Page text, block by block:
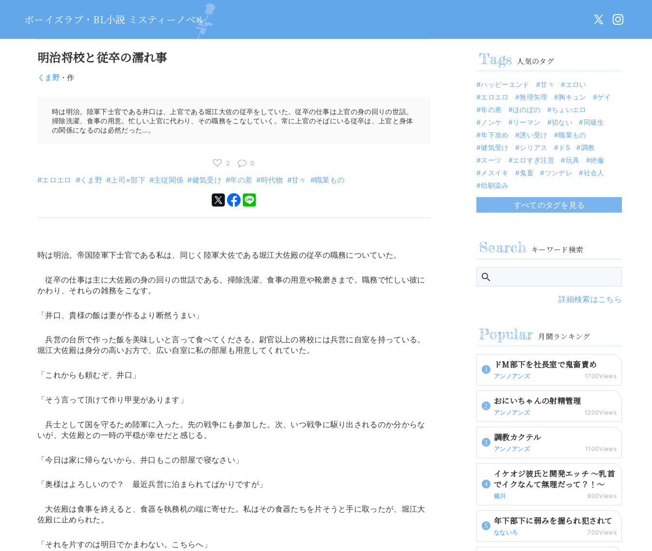
ボーイズラブ・BL小説 ミスティーノベル
明治将校と従卒の濡れ事
くま野・作
時は明治。陸軍下士官である井口は、上官である堀江大佐の従卒をしていた。従卒の仕事は上官の身の回りの世話。
掃除洗濯、食事の用意。忙しい上官に代わり、その職務をこなしていく。常に上官のそばにいる従卒は、上官と身体
の関係になるのは必然だった…。
2 0
エロエロ くま野 上司×部下 主従関係 健気受け 年の差 時代物 甘々 職業もの
時は明治。帝国陸軍下士官である私は、同じく陸軍大佐である堀江大佐殿の従卒の職務についていた。
従卒の仕事は主に大佐殿の身の回りの世話である。掃除洗濯、食事の用意や靴磨きまで。職務で忙しい彼に
かわり、それらの雑務をこなす。
「井口、貴様の飯は妻が作るより断然うまい」
兵営の台所で作った飯を美味しいと言って食べてくださる。尉官以上の将校には兵営に自室を持っている。
堀江大佐殿は身分の高いお方で、広い自室に私の部屋も用意してくれていた。
「これからも頼むぞ、井口」
「そう言って頂けて作り甲斐があります」
兵士として国を守るため陸軍に入った。先の戦争にも参加した。次、いつ戦争に駆り出されるのか分からな
いが、大佐殿との一時の平穏が幸せだと感じる。
「今日は家に帰らないから、井口もこの部屋で寝なさい」
「奥様はよろしいので？ 最近兵営に泊まられてばかりですが」
大佐殿は食事を終えると、食器を執務机の端に寄せた。私はその食器たちを片そうと手に取ったが、堀江大
佐殿に止められた。
「それを片すのは明日でかまわない。こちらへ」
人気のタグ
ハッピーエンド 甘々
エロい
エロエロ
無理矢理 胸キュン
ゲイ
年の差
ほのぼの
ちょいエロ
ノンケ
リーマン 切ない
同級生
年下攻め
誘い受け
職業もの
健気受け
シリアス ドS
調教
スーツ
エロすぎ注意 玩具
絶倫
メスイキ
鬼畜 ツンデレ
社会人
幼馴染み
すべてのタグを見る
キーワード検索
詳細検索はこちら
月間ランキング
ドM部下を社長室で鬼畜責め
アンノアンズ 1700Views
おにいちゃんの射精管理
アンノアンズ 1200Views
調教カクテル
アンノアンズ 1100Views
イケオジ彼氏と開発エッチ 〜乳首
でイクなんて無理だって？！〜
箱川 800Views
年下部下に弱みを握られ犯されて
なないろ 700Views